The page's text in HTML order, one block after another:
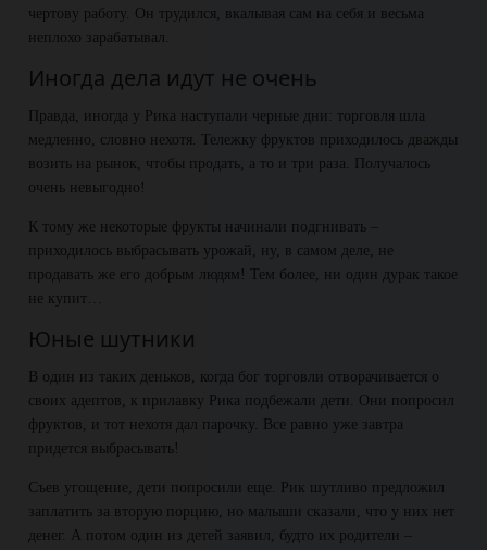
чертову работу. Он трудился, вкалывая сам на себя и весьма
неплохо зарабатывал.
Иногда дела идут не очень
Правда, иногда у Рика наступали черные дни: торговля шла
медленно, словно нехотя. Тележку фруктов приходилось дважды
возить на рынок, чтобы продать, а то и три раза. Получалось
очень невыгодно!
К тому же некоторые фрукты начинали подгнивать –
приходилось выбрасывать урожай, ну, в самом деле, не
продавать же его добрым людям! Тем более, ни один дурак такое
не купит…
Юные шутники
В один из таких деньков, когда бог торговли отворачивается о
своих адептов, к прилавку Рика подбежали дети. Они попросил
фруктов, и тот нехотя дал парочку. Все равно уже завтра
придется выбрасывать!
Съев угощение, дети попросили еще. Рик шутливо предложил
заплатить за вторую порцию, но малыши сказали, что у них нет
денег. А потом один из детей заявил, будто их родители –